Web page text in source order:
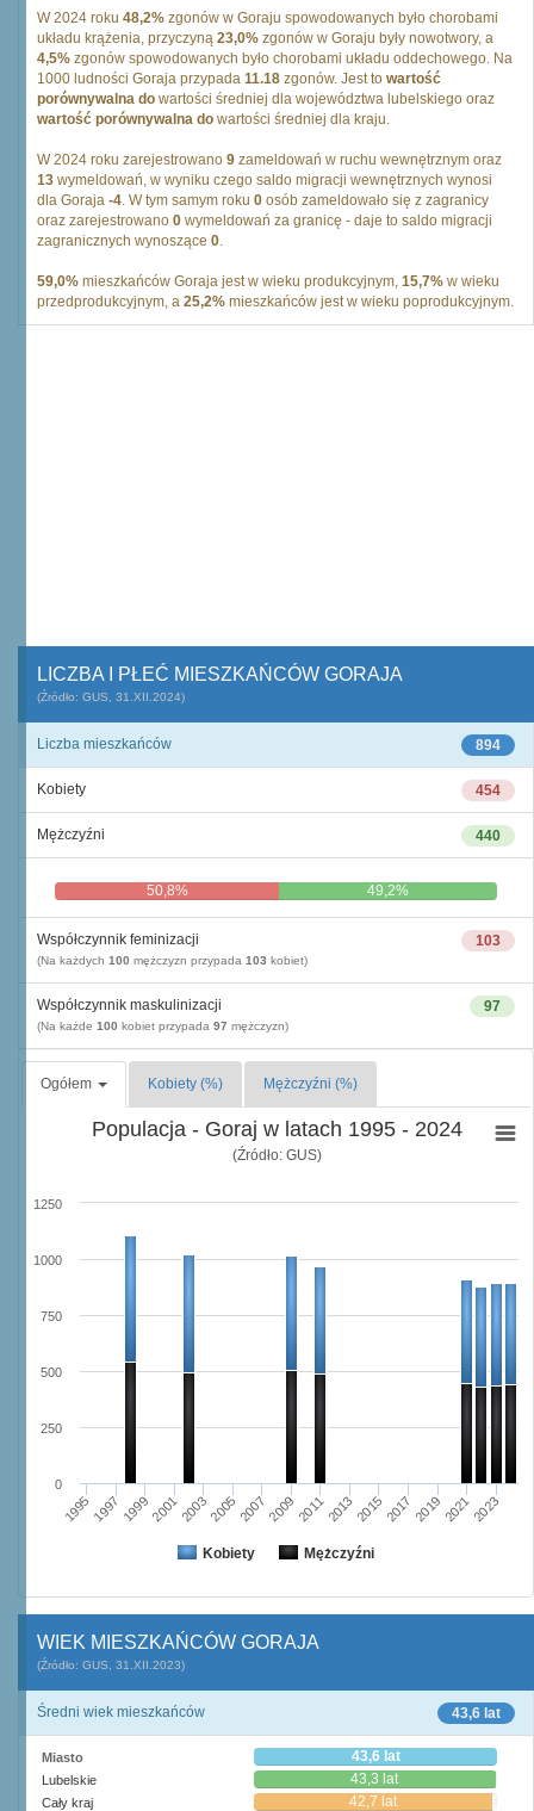
W 2024 roku 48,2% zgonów w Goraju spowodowanych było chorobami
układu krążenia, przyczyną 23,0% zgonów w Goraju były nowotwory, a
4,5% zgonów spowodowanych było chorobami układu oddechowego. Na
1000 ludności Goraja przypada 11.18 zgonów. Jest to wartość
porównywalna do wartości średniej dla województwa lubelskiego oraz
wartość porównywalna do wartości średniej dla kraju.
W 2024 roku zarejestrowano 9 zameldowań w ruchu wewnętrznym oraz
13 wymeldowań, w wyniku czego saldo migracji wewnętrznych wynosi
dla Goraja -4. W tym samym roku 0 osób zameldowało się z zagranicy
oraz zarejestrowano 0 wymeldowań za granicę - daje to saldo migracji
zagranicznych wynoszące 0.
59,0% mieszkańców Goraja jest w wieku produkcyjnym, 15,7% w wieku
przedprodukcyjnym, a 25,2% mieszkańców jest w wieku poprodukcyjnym.
LICZBA I PŁEĆ MIESZKAŃCÓW GORAJA
(Źródło: GUS, 31.XII.2024)
894
Liczba mieszkańców
454
Kobiety
440
Mężczyźni
50,8% 49,2%
103
Współczynnik feminizacji
(Na każdych 100 mężczyzn przypada 103 kobiet)
97
Współczynnik maskulinizacji
(Na każde 100 kobiet przypada 97 mężczyzn)
Ogółem Kobiety (%) Mężczyźni (%)
Populacja - Goraj w latach 1995 - 2024
(Źródło: GUS)
Kobiety Mężczyźni
19951997 1999200120032005200720092011201320152017 201920212023
0
250
500
750
1000
1250
WIEK MIESZKAŃCÓW GORAJA
(Źródło: GUS, 31.XII.2023)
43,6 lat
Średni wiek mieszkańców
Miasto 43,6 lat
Lubelskie 43,3 lat
Cały kraj 42,7 lat